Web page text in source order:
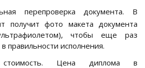
перепроверка документа. В
получит фото макета документа
чтобы еще раз
правильности исполнения.
стоимость. Цена диплома в